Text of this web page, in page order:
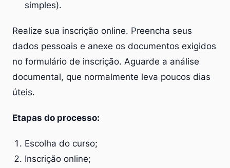
simples).
Realize sua inscrição online. Preencha seus
dados pessoais e anexe os documentos exigidos
no formulário de inscrição. Aguarde a análise
documental, que normalmente leva poucos dias
úteis.
Etapas do processo:
Escolha do curso;
Inscrição online;